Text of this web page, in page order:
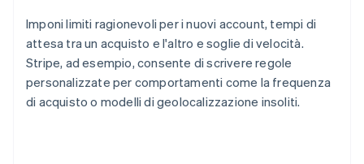
Imponi limiti ragionevoli per i nuovi account, tempi di
attesa tra un acquisto e l'altro e soglie di velocità.
Stripe, ad esempio, consente di scrivere regole
personalizzate per comportamenti come la frequenza
di acquisto o modelli di geolocalizzazione insoliti.